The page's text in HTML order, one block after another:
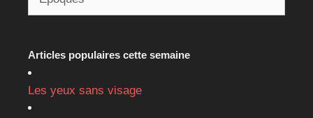
Articles populaires cette semaine
Les yeux sans visage